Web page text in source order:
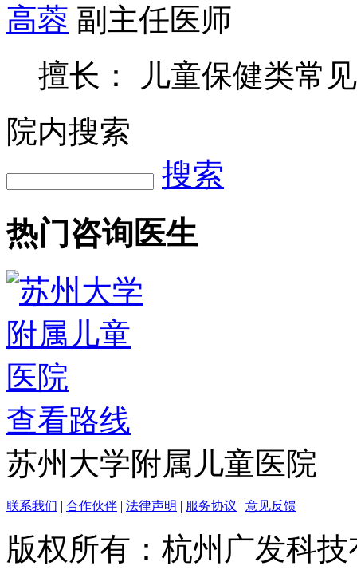
高蓉 副主任医师
擅长： 儿童保健类常
院内搜索
搜索
热门咨询医生
查看路线
苏州大学附属儿童医院
联系我们 | 合作伙伴 | 法律声明 | 服务协议 | 意见反馈
版权所有：杭州广发科